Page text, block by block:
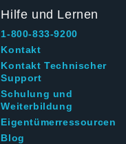
Hilfe und Lernen
1-800-833-9200
Kontakt
Kontakt Technischer
Support
Schulung und
Weiterbildung
Eigentümerressourcen
Blog